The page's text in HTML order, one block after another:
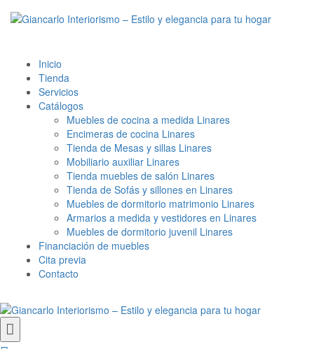
Inicio
Tienda
Servicios
Catálogos
Muebles de cocina a medida Linares
Encimeras de cocina Linares
Tienda de Mesas y sillas Linares
Mobiliario auxiliar Linares
Tienda muebles de salón Linares
Tienda de Sofás y sillones en Linares
Muebles de dormitorio matrimonio Linares
Armarios a medida y vestidores en Linares
Muebles de dormitorio juvenil Linares
Financiación de muebles
Cita previa
Contacto